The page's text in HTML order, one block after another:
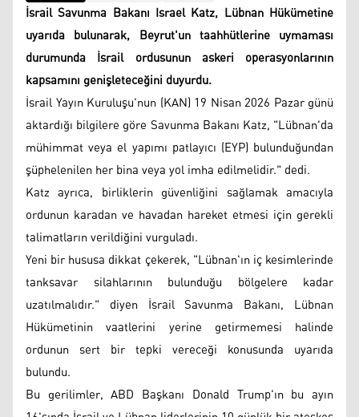
İsrail Savunma Bakanı Israel Katz, Lübnan Hükümetine
uyarıda bulunarak, Beyrut'un taahhütlerine uymaması
durumunda İsrail ordusunun askeri operasyonlarının
kapsamını genişleteceğini duyurdu.
İsrail Yayın Kuruluşu'nun (KAN) 19 Nisan 2026 Pazar günü
aktardığı bilgilere göre Savunma Bakanı Katz, "Lübnan'da
mühimmat veya el yapımı patlayıcı (EYP) bulunduğundan
şüphelenilen her bina veya yol imha edilmelidir." dedi.
Katz ayrıca, birliklerin güvenliğini sağlamak amacıyla
ordunun karadan ve havadan hareket etmesi için gerekli
talimatların verildiğini vurguladı.
Yeni bir hususa dikkat çekerek, "Lübnan'ın iç kesimlerinde
tanksavar silahlarının bulunduğu bölgelere kadar
uzatılmalıdır." diyen İsrail Savunma Bakanı, Lübnan
Hükümetinin vaatlerini yerine getirmemesi halinde
ordunun sert bir tepki vereceği konusunda uyarıda
bulundu.
Bu gerilimler, ABD Başkanı Donald Trump'ın bu ayın